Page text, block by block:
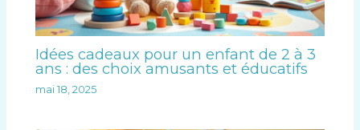
Idées cadeaux pour un enfant de 2 à 3
ans : des choix amusants et éducatifs
mai 18, 2025